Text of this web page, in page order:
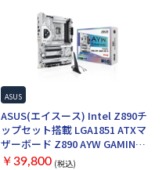
線LAN：Realtek 2.5Gb Ethernet ワイヤレ
ス：2x2 Wi-Fi 6E (802.11ax) Bluetooth：
v5.3 USBインターフェース リア ・USB
Type-C ポート ×1 ・USB3.0 Aポート ×3
・USB2.0 Aポート ×4 フロント ・USB
Type-C コネクタ ×1 ・USB3.0 ヘッダー
×1 ・USB2.0 ヘッダー ×1 映像出力(CPU
グラフィック内蔵の場合) ・DisplayPort
×2 ・HDMI ×1 オーディオ：Realtek 7.1
サラウンドHDオーディオコーデック
LED：Aura Sync 付属品 ・ユーザーマニュ
アル/クイックスタートガイド ・SATAケー
ASUS
ASUS(エイスース) Intel Z890チ
ップセット搭載 LGA1851 ATXマ
ザーボード Z890 AYW GAMING
WIFI W
￥39,800 (税込)